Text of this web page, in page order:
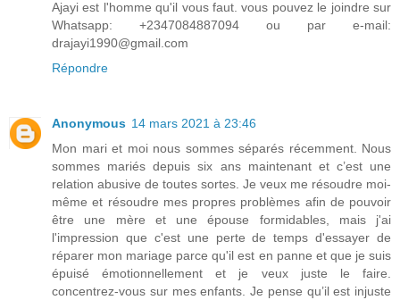
Ajayi est l'homme qu'il vous faut. vous pouvez le joindre sur
Whatsapp: +2347084887094 ou par e-mail:
drajayi1990@gmail.com
Répondre
Anonymous 14 mars 2021 à 23:46
Mon mari et moi nous sommes séparés récemment. Nous
sommes mariés depuis six ans maintenant et c’est une
relation abusive de toutes sortes. Je veux me résoudre moi-
même et résoudre mes propres problèmes afin de pouvoir
être une mère et une épouse formidables, mais j'ai
l'impression que c'est une perte de temps d'essayer de
réparer mon mariage parce qu'il est en panne et que je suis
épuisé émotionnellement et je veux juste le faire.
concentrez-vous sur mes enfants. Je pense qu’il est injuste